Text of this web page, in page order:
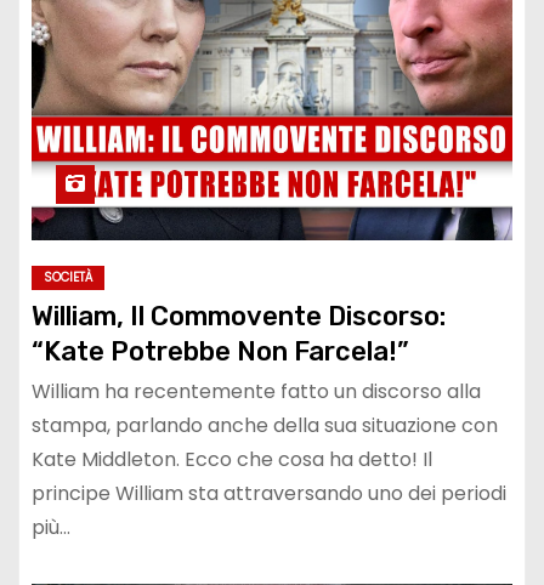
SOCIETÀ
William, Il Commovente Discorso:
“Kate Potrebbe Non Farcela!”
William ha recentemente fatto un discorso alla
stampa, parlando anche della sua situazione con
Kate Middleton. Ecco che cosa ha detto! Il
principe William sta attraversando uno dei periodi
più…